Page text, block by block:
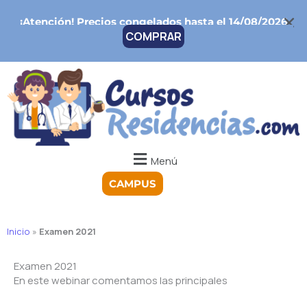
¡Atención!Precios congelados hasta el 14/08/2026
COMPRAR
Menú
CAMPUS
Inicio » Examen 2021
Examen 2021
En este webinar comentamos las principales